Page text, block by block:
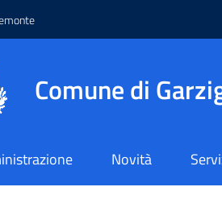
Comune di
Novità